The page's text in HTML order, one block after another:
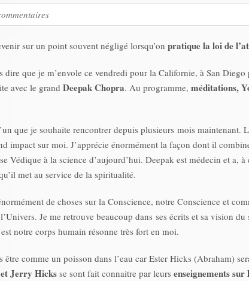
sur un point souvent négligé lorsqu’on pratique la loi de
dire que je m’envole ce vendredi pour la Californie, à San Diego
avec le grand Deepak Chopra. Au programme, méditations,
que je souhaite rencontrer depuis plusieurs mois maintenant.
impact sur moi. J’apprécie énormément la façon dont il
Védique à la science d’aujourd’hui. Deepak est médecin et a, à
met au service de la spiritualité.
de choses sur la Conscience, notre Conscience et
Je me retrouve beaucoup dans ses écrits et sa vision du
notre corps humain résonne très fort en moi.
être comme un poisson dans l’eau car Ester Hicks (Abraham)
Jerry Hicksse sont fait connaitre par leurs enseignements sur